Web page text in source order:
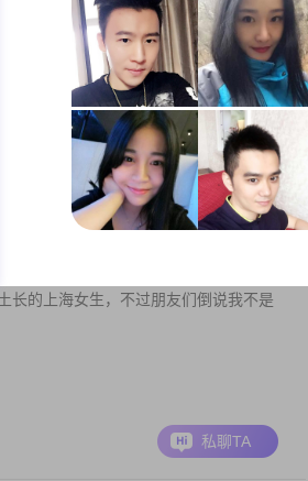
私聊TA
长的上海女生，不过朋友们倒说我不是
私聊TA